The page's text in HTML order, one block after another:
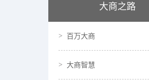
大商之路
百万大商
大商智慧